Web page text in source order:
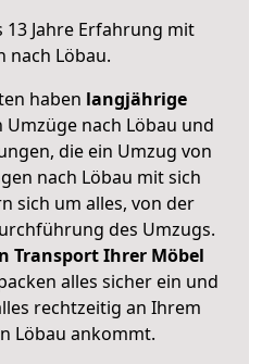
Jahre Erfahrung mit
nach Löbau.
haben langjährige
Umzüge nach Löbau und
die ein Umzug von
nach Löbau mit sich
sich um alles, von der
des Umzugs.
Transport Ihrer Möbel
alles sicher ein und
rechtzeitig an Ihrem
Löbau ankommt.